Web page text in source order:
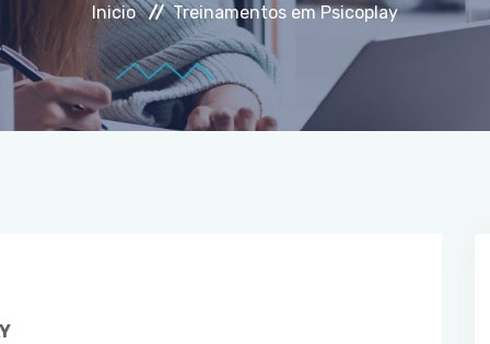
Inicio Treinamentos em Psicoplay